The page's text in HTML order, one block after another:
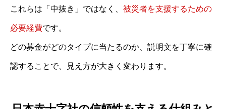
これらは「中抜き」ではなく、 被災者を支援するための
必要経費です。
どの募金がどのタイプに当たるのか、説明文を丁寧に確
認することで、見え方が大きく変わります。